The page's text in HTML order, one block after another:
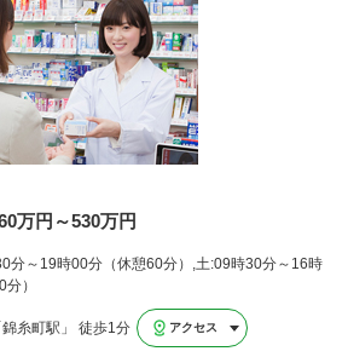
万円～530万円
分～19時00分（休憩60分）,土:09時30分～16時
）
錦糸町駅」 徒歩1分 アクセス